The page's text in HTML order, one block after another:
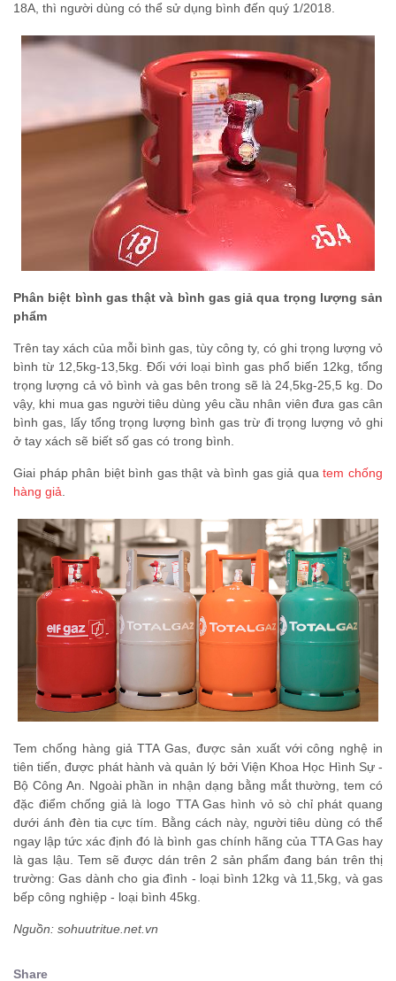
18A, thì người dùng có thể sử dụng bình đến quý 1/2018.
Phân biệt bình gas thật và bình gas giả qua trọng lượng sản
phẩm
Trên tay xách của mỗi bình gas, tùy công ty, có ghi trọng lượng vỏ
bình từ 12,5kg-13,5kg. Đối với loại bình gas phổ biến 12kg, tổng
trọng lượng cả vỏ bình và gas bên trong sẽ là 24,5kg-25,5 kg. Do
vậy, khi mua gas người tiêu dùng yêu cầu nhân viên đưa gas cân
bình gas, lấy tổng trọng lượng bình gas trừ đi trọng lượng vỏ ghi
ở tay xách sẽ biết số gas có trong bình.
Giai pháp phân biệt bình gas thật và bình gas giả quatem chống
hàng giả
Tem chống hàng giả TTA Gas, được sản xuất với công nghệ in
tiên tiến, được phát hành và quản lý bởi Viện Khoa Học Hình Sự -
Bộ Công An. Ngoài phần in nhận dạng bằng mắt thường, tem có
đặc điểm chống giả là logo TTA Gas hình vỏ sò chỉ phát quang
dưới ánh đèn tia cực tím. Bằng cách này, người tiêu dùng có thể
ngay lập tức xác định đó là bình gas chính hãng của TTA Gas hay
là gas lậu. Tem sẽ được dán trên 2 sản phẩm đang bán trên thị
trường: Gas dành cho gia đình - loại bình 12kg và 11,5kg, và gas
bếp công nghiệp - loại bình 45kg.
Nguồn: sohuutritue.net.vn
Share